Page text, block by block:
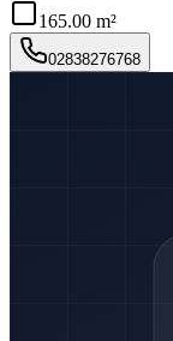
165.00 m²
02838276768